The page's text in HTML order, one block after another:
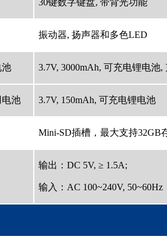
30键数字键盘, 带背光功能
振动器, 扬声器和多色LED
池 3.7V, 3000mAh, 可充电锂电池
池 3.7V, 150mAh, 可充电锂电池
Mini-SD插槽，最大支持
输出：DC 5V, ≥ 1.5A;
输入：AC 100~240V, 50~60Hz